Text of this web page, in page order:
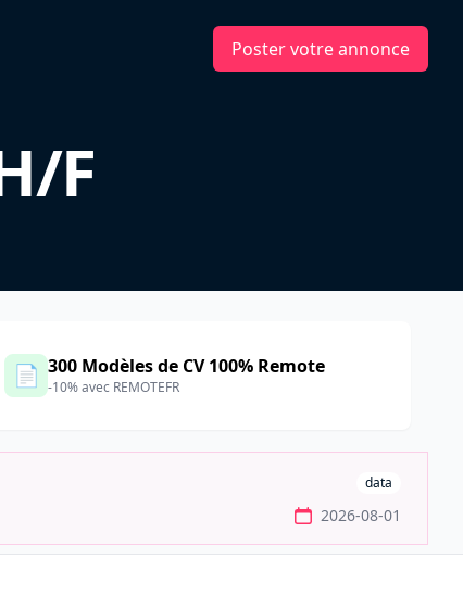
Poster votre annonce
F
📄 300 Modèles de CV 100% Remote
-10% avec REMOTEFR
data
2026-08-01